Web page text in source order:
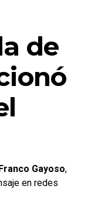
de
Gayoso,
en redes